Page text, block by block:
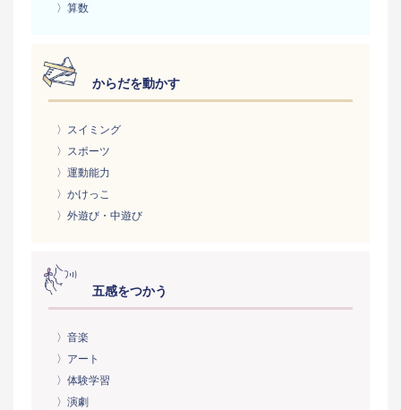
〉算数
からだを動かす
〉スイミング
〉スポーツ
〉運動能力
〉かけっこ
〉外遊び・中遊び
五感をつかう
〉音楽
〉アート
〉体験学習
〉演劇